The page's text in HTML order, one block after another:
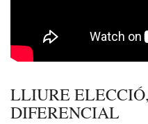
LLIURE
DIFERENCIAL